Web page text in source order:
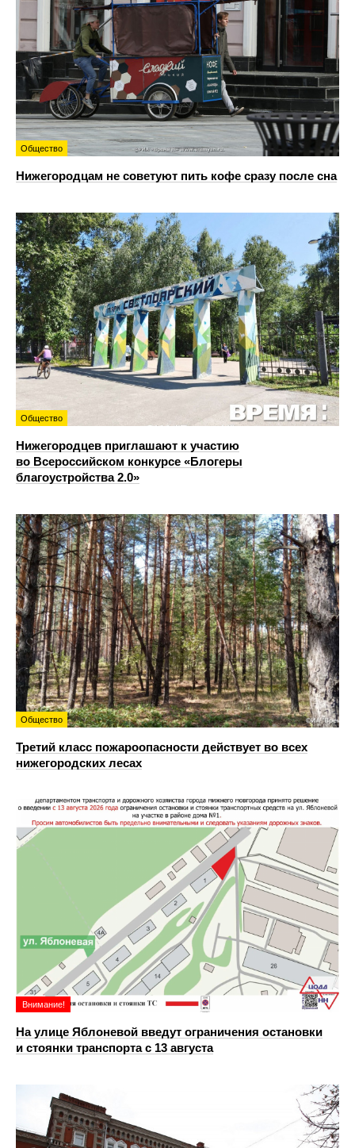
Общество
Нижегородцам не советуют пить кофе сразу после сна
Общество
Нижегородцев приглашают к участию
во Всероссийском конкурсе «Блогеры
благоустройства 2.0»
Общество
Третий класс пожароопасности действует во всех
нижегородских лесах
Внимание!
На улице Яблоневой введут ограничения остановки
и стоянки транспорта с 13 августа